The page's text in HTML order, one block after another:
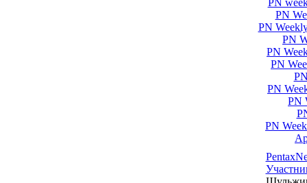
PN
PN
PN
PN
PN
PN
PN
PN
PN